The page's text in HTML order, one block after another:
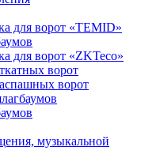
для ворот «TEMID»
для ворот «ZKTeco»
ворот
ворот